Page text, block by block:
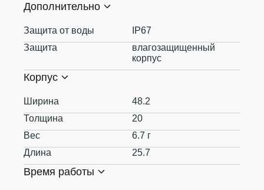
Дополнительно
Защита от воды
IP67
Защита
влагозащищенный
корпус
Корпус
Ширина
48.2
Толщина
20
Вес
6.7 г
Длина
25.7
Время работы